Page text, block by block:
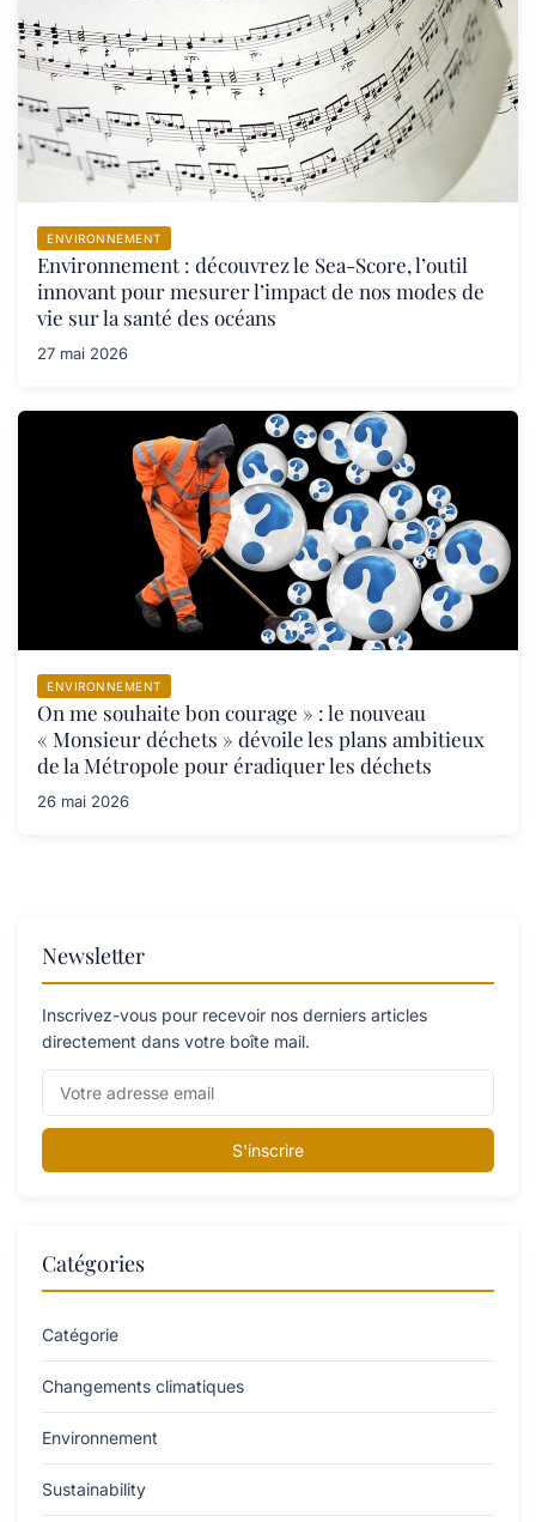
ENVIRONNEMENT
Environnement : découvrez le Sea-Score, l’outil
innovant pour mesurer l’impact de nos modes de
vie sur la santé des océans
27 mai 2026
ENVIRONNEMENT
On me souhaite bon courage » : le nouveau
« Monsieur déchets » dévoile les plans ambitieux
de la Métropole pour éradiquer les déchets
26 mai 2026
Newsletter
Inscrivez-vous pour recevoir nos derniers articles
directement dans votre boîte mail.
S'inscrire
Catégories
Catégorie
Changements climatiques
Environnement
Sustainability